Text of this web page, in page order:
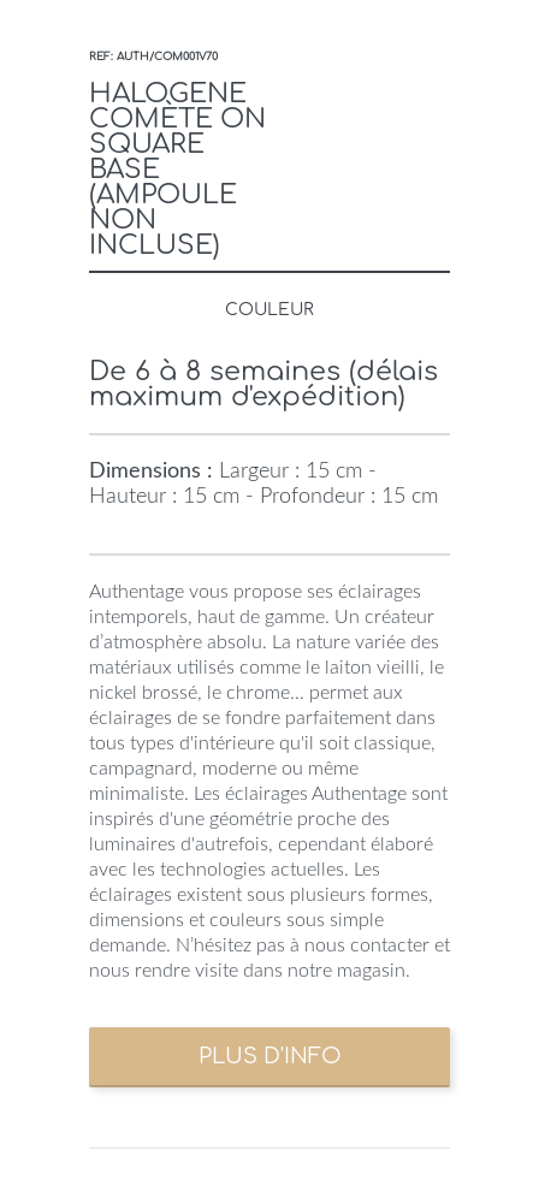
REF: AUTH/COM001V70
HALOGENE
COMÈTE ON
SQUARE
BASE
(AMPOULE
NON
INCLUSE)
COULEUR
De 6 à 8 semaines (délais
maximum d'expédition)
Dimensions : Largeur : 15 cm -
Hauteur : 15 cm - Profondeur : 15 cm
Authentage vous propose ses éclairages
intemporels, haut de gamme. Un créateur
d’atmosphère absolu. La nature variée des
matériaux utilisés comme le laiton vieilli, le
nickel brossé, le chrome... permet aux
éclairages de se fondre parfaitement dans
tous types d'intérieure qu'il soit classique,
campagnard, moderne ou même
minimaliste. Les éclairages Authentage sont
inspirés d'une géométrie proche des
luminaires d'autrefois, cependant élaboré
avec les technologies actuelles. Les
éclairages existent sous plusieurs formes,
dimensions et couleurs sous simple
demande. N’hésitez pas à nous contacter et
nous rendre visite dans notre magasin.